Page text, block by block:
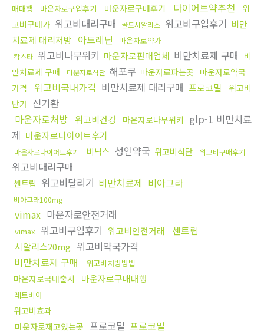
매대행
마운자로구입후기 마운자로구매후기 다이어트약추천
위
고비구매가 위고비대리구매 골드시알리스 위고비구입후기 비만
치료제 대리처방 아드레닌 마운자로약가
칵스타 위고비나무위키 마운자로판매업체 비만치료제 구매 비
만치료제 구매
마운자로식단 해포쿠 마운자로파는곳 마운자로약국
가격
위고비국내가격 비만치료제 대리구매 프로코밀
위고비
단가 신기환
마운자로처방
위고비건강 마운자로나무위키 glp-1 비만치료
제 마운자로다이어트후기
마운자로다이어트후기 비닉스 성인약국 위고비식단 위고비구매후기
위고비대리구매
센트립 위고비달리기 비만치료제 비아그라
비아그라100mg
vimax 마운자로안전거래
vimax 위고비구입후기 위고비안전거래 센트립
시알리스20mg 위고비약국가격
비만치료제 구매
위고비처방방법
마운자로국내출시 마운자로구매대행
레트비아
위고비효과
마운자로재고있는곳 프로코밀 프로코밀